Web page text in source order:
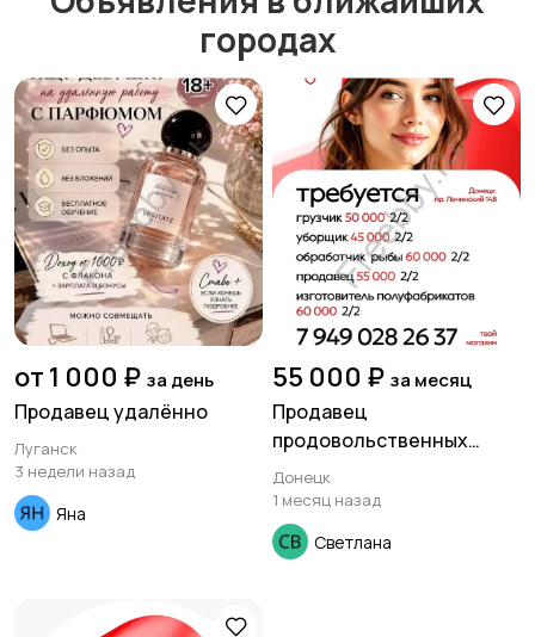
Магазины Маркетинг и реклама
Медицина Начало карьеры
Образование и наука Офисный персонал
Перевозки, склад,
закупки
Продажи
городах
от 1 000 ₽ за день
Продавец удалённо
Луганск
3 недели назад
Яна
55 000 ₽ за месяц
Продавец
продовольственных
товаров.
Донецк
1 месяц назад
Светлана